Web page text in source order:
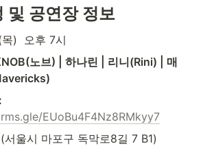
및 공연장 정보
)  오후 7시
노브) | 하나린 | 리니(Rini) | 매
EUoBu4F4Nz8RMkyy7
서울시 마포구 독막로8길 7 B1)